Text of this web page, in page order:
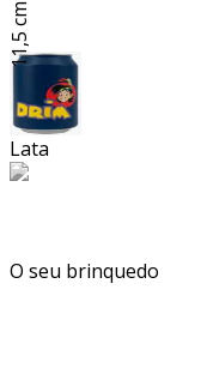
11,5 cm
Lata
O seu brinquedo